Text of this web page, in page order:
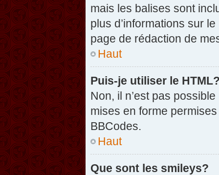
mais les balises sont
plus d’informations sur
page de rédaction de
Haut
Puis-je utiliser le
Non, il n’est pas
mises en forme
BBCodes.
Haut
Que sont les smileys?